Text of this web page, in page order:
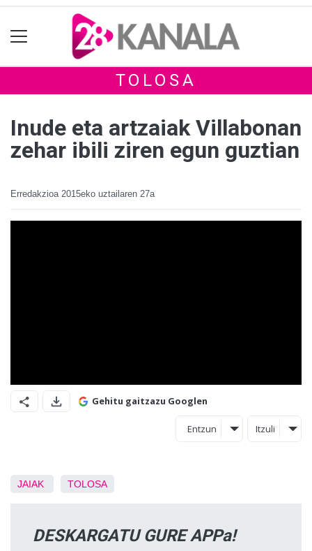
TOLOSA
Inude eta artzaiak Villabonan
zehar ibili ziren egun guztian
Erredakzioa 2015eko uztailaren 27a
Gehitu gaitzazu Googlen
Entzun Itzuli
JAIAK TOLOSA
DESKARGATU GURE APPa!